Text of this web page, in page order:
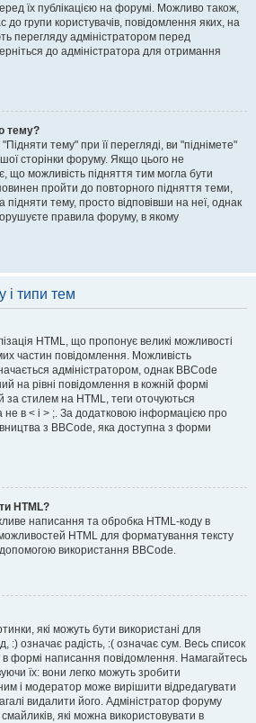
їх публікацією на форумі. Можливо також,
до групи користувачів, повідомлення яких, на
перегляду адміністратором перед
до адміністратора для отримання
тему?
тему" при її перегляді, ви "піднімете"
сторінки форуму. Якщо цього не
що можливість підняття тим могла бути
пройти до повторного підняття теми,
тему, просто відповівши на неї, однак
правила форуму, в якому
і типи тем
HTML, що пропонує великі можливості
частин повідомлення. Можливість
адміністратором, однак BBCode
на рівні повідомлення в кожній формі
стилем на HTML, теги оточуються
не в < і > ;. За додатковою інформацією про
з BBCode, яка доступна з форми
HTML?
написання та обробка HTML-коду в
HTML для форматування тексту
використання BBCode.
які можуть бути використані для
:) означає радість, :( означає сум. Весь список
формі написання повідомлення. Намагайтесь
їх: вони легко можуть зробити
і модератор може вирішити відредагувати
видалити його. Адміністратор форуму
які можна використовувати в